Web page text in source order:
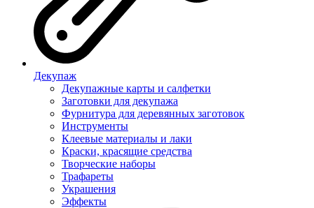
Декупаж
Декупажные карты и салфетки
Заготовки для декупажа
Фурнитура для деревянных заготовок
Инструменты
Клеевые материалы и лаки
Краски, красящие средства
Творческие наборы
Трафареты
Украшения
Эффекты